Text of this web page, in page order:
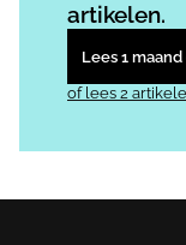
artikelen.
Lees 1
of lees 2